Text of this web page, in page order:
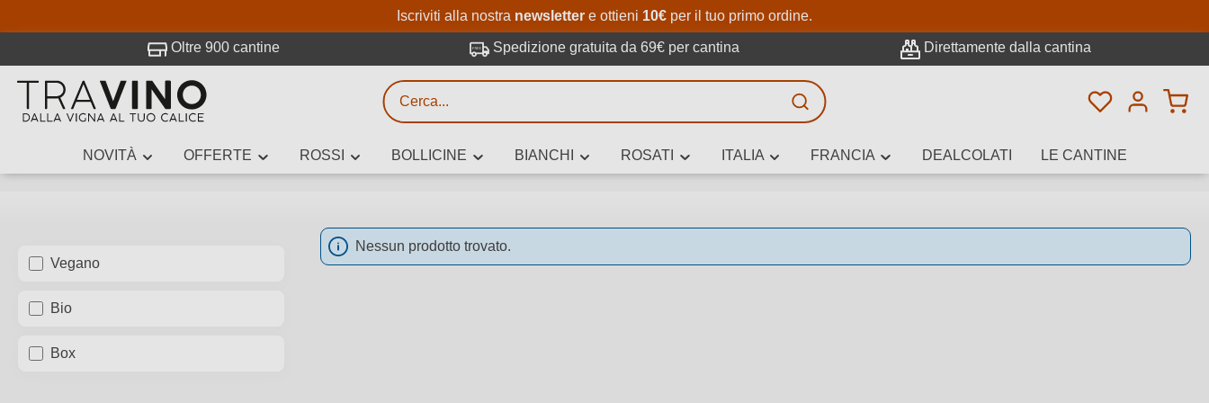
Passa al contenuto principale
Salta alla ricerca
Passa alla navigazione principale
Iscriviti alla nostra newsletter e ottieni 10€ per il tuo primo ordine.
Oltre 900 cantine Spedizione gratuita da 69€ per cantina Direttamente dalla cantina
Hai 0 articoli
NOVITÀ OFFERTE ROSSI BOLLICINE BIANCHI ROSATI ITALIA FRANCIA DEALCOLATI LE CANTINE
Vegano
Bio
Box
Nessun prodotto trovato.
Ricerca vini
Inserisci almeno 3 caratteri
Ricerca avanzata
Travino.